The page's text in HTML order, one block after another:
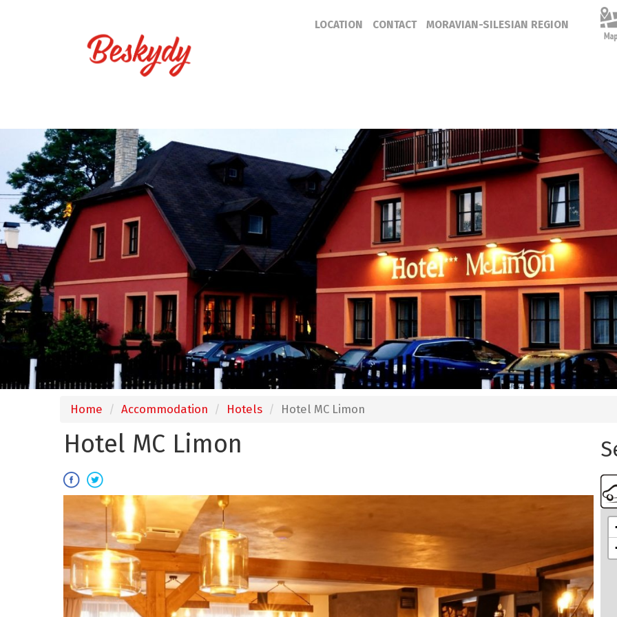
LOCATION CONTACT MORAVIAN-SILESIAN REGION
Home Accommodation Hotels Hotel MC Limon
Hotel MC Limon